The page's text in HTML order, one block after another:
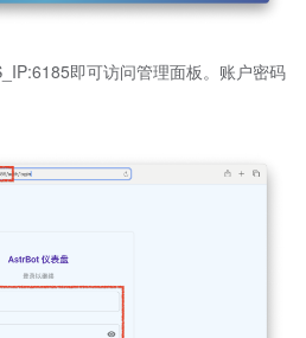
即可访问管理面板。账户密码